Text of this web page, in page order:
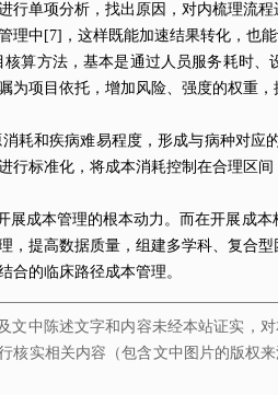
行单项分析，找出原因，对内梳理流
理中[7]，这样既能加速结果转化，也
算方法，基本是通过人员服务耗时、
为项目依托，增加风险、强度的权重
耗和疾病难易程度，形成与病种对
标准化，将成本消耗控制在合理区
成本管理的根本动力。而在开展成
提高数据质量，组建多学科、复合
合的临床路径成本管理。
中陈述文字和内容未经本站证实，
实相关内容（包含文中图片的版权